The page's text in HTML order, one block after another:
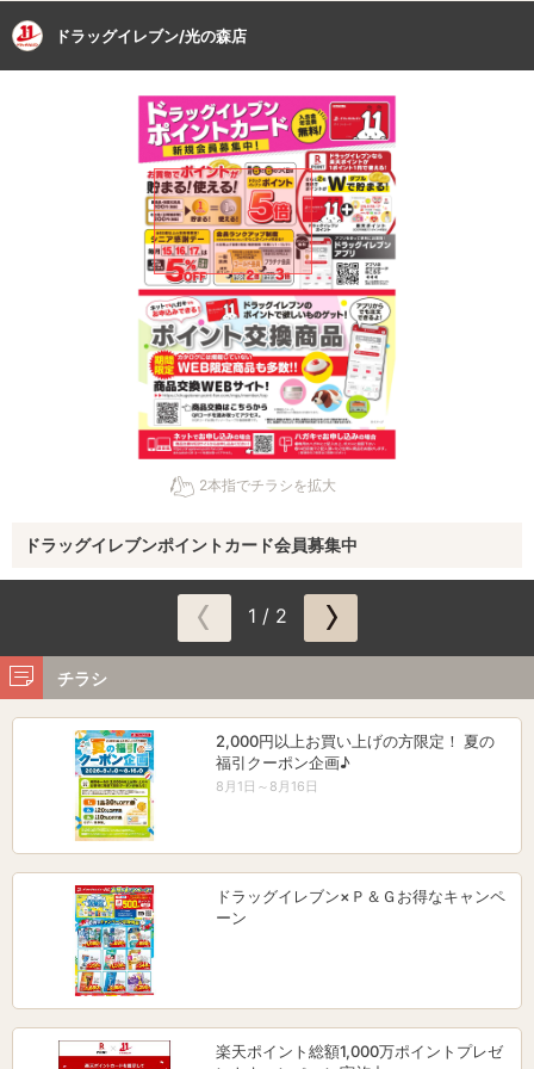
ドラッグイレブン/光の森店
2本指でチラシを拡大
ドラッグイレブンポイントカード会員募集中
1 / 2
チラシ
2,000円以上お買い上げの方限定！ 夏の
福引クーポン企画♪
8月1日～8月16日
ドラッグイレブン×Ｐ＆Ｇお得なキャンペ
ーン
楽天ポイント総額1,000万ポイントプレゼ